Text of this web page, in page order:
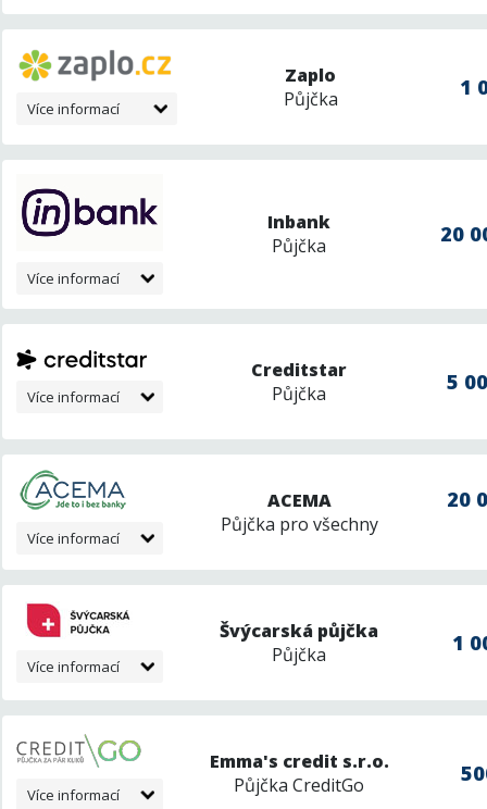
Více informací
Zaplo
Půjčka
1
Více informací
Inbank
Půjčka
20
Více informací
Creditstar
Půjčka
5
Více informací
ACEMA
Půjčka pro všechny
20
Více informací
Švýcarská půjčka
Půjčka
1
Více informací
Emma's credit s.r.o.
Půjčka CreditGo